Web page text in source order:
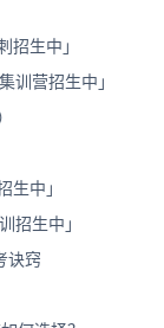
生中」
训营招生中」
中」
招生中」
诀窍